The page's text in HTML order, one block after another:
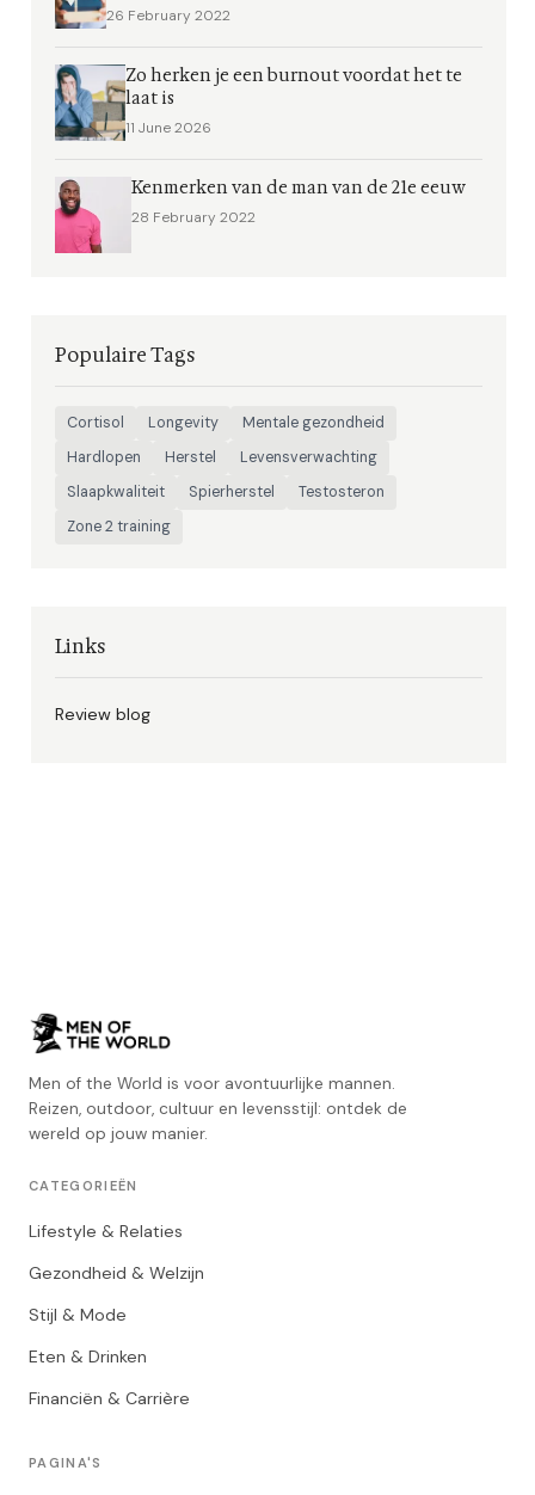
26 February 2022
Zo herken je een burnout voordat het te
laat is
11 June 2026
Kenmerken van de man van de 21e eeuw
28 February 2022
Populaire Tags
Cortisol Longevity
Mentale gezondheid
Hardlopen
Herstel
Levensverwachting
Slaapkwaliteit
Spierherstel
Testosteron
Zone 2 training
Links
Review blog
Men of the World is voor avontuurlijke mannen.
Reizen, outdoor, cultuur en levensstijl: ontdek de
wereld op jouw manier.
CATEGORIEËN
Lifestyle & Relaties
Gezondheid & Welzijn
Stijl & Mode
Eten & Drinken
Financiën & Carrière
PAGINA'S